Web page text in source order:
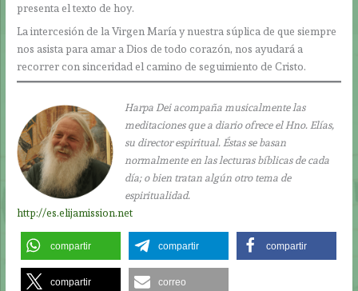
presenta el texto de hoy.
La intercesión de la Virgen María y nuestra súplica de que siempre
nos asista para amar a Dios de todo corazón, nos ayudará a
recorrer con sinceridad el camino de seguimiento de Cristo.
Harpa Dei acompaña musicalmente las
meditaciones que a diario ofrece el Hno. Elías,
su director espiritual. Éstas se basan
normalmente en las lecturas bíblicas de cada
día; o bien tratan algún otro tema de
espiritualidad.
http://es.elijamission.net
compartir compartir compartir
compartir correo